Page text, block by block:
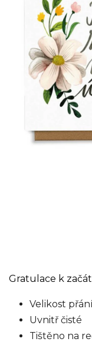
Gratulace k
Velikost
Uvnitř čisté
Tištěno na